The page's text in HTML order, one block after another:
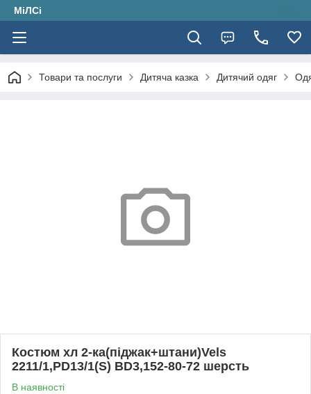
МіЛСі
Товари та послуги Дитяча казка Дитячий одяг
Костюм хл 2-ка(піджак+штани)Vels
2211/1,PD13/1(S) BD3,152-80-72 шерсть
В наявності